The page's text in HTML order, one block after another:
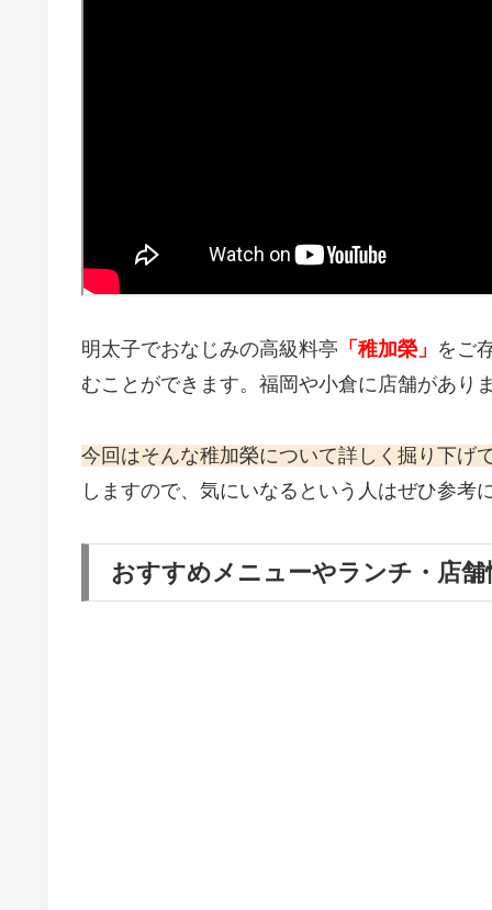
明太子でおなじみの高級料亭 「稚加榮」 をご
むことができます。福岡や小倉に店舗があり
今回はそんな稚加榮について詳しく掘り下げ
しますので、気にいなるという人はぜひ参考
おすすめメニューやランチ・店舗